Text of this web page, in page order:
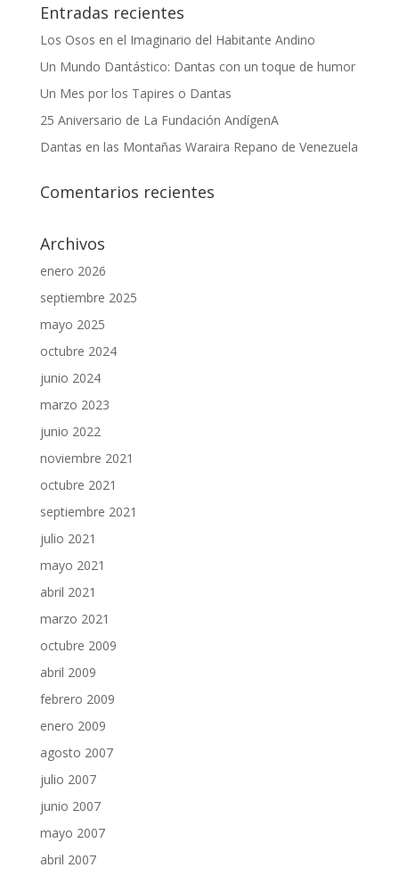
Entradas recientes
Los Osos en el Imaginario del Habitante Andino
Un Mundo Dantástico: Dantas con un toque de humor
Un Mes por los Tapires o Dantas
25 Aniversario de La Fundación AndígenA
Dantas en las Montañas Waraira Repano de Venezuela
Comentarios recientes
Archivos
enero 2026
septiembre 2025
mayo 2025
octubre 2024
junio 2024
marzo 2023
junio 2022
noviembre 2021
octubre 2021
septiembre 2021
julio 2021
mayo 2021
abril 2021
marzo 2021
octubre 2009
abril 2009
febrero 2009
enero 2009
agosto 2007
julio 2007
junio 2007
mayo 2007
abril 2007